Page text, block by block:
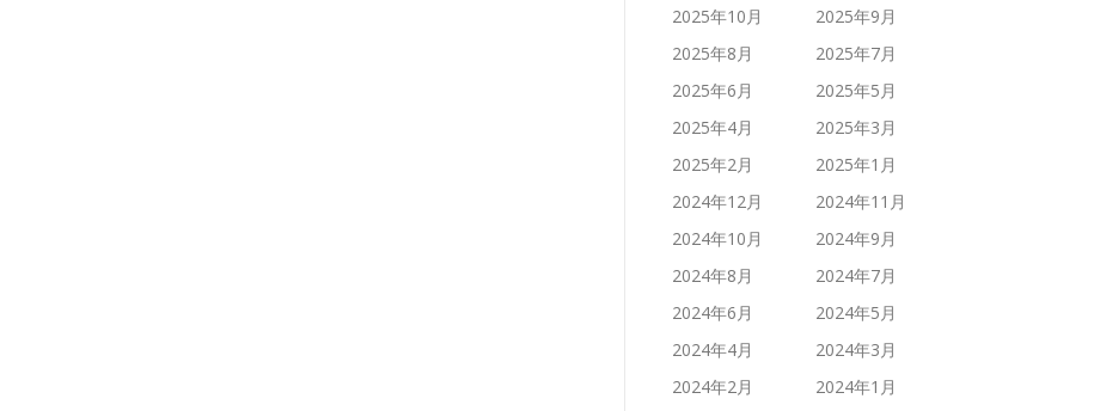
2025年10月
2025年9月
2025年8月
2025年7月
2025年6月
2025年5月
2025年4月
2025年3月
2025年2月
2025年1月
2024年12月
2024年11月
2024年10月
2024年9月
2024年8月
2024年7月
2024年6月
2024年5月
2024年4月
2024年3月
2024年2月
2024年1月